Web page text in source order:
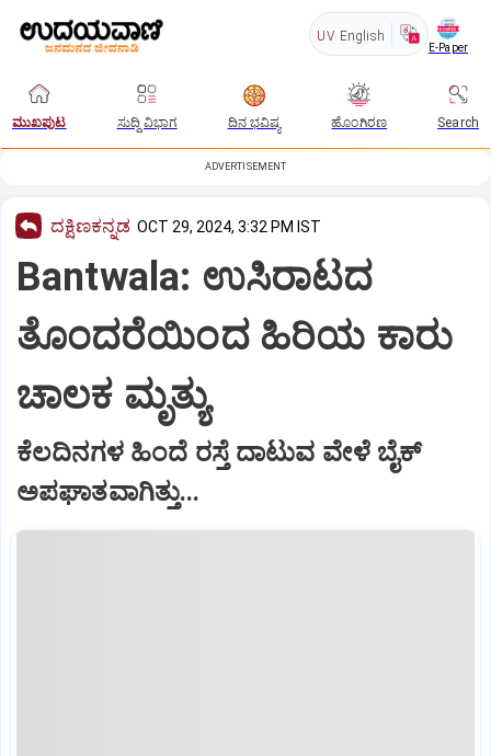
UV English
E-Paper
ಮುಖಪುಟ ಸುದ್ದಿ ವಿಭಾಗ ದಿನ ಭವಿಷ್ಯ ಹೊಂಗಿರಣ Search
ADVERTISEMENT
ದಕ್ಷಿಣಕನ್ನಡ OCT 29, 2024, 3:32 PM IST
Bantwala: ಉಸಿರಾಟದ
ತೊಂದರೆಯಿಂದ ಹಿರಿಯ ಕಾರು
ಚಾಲಕ ಮೃತ್ಯು
ಕೆಲದಿನಗಳ ಹಿಂದೆ ರಸ್ತೆ ದಾಟುವ ವೇಳೆ ಬೈಕ್
ಅಪಘಾತವಾಗಿತ್ತು...